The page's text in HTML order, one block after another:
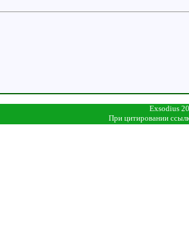
Exsodius
При цитировании